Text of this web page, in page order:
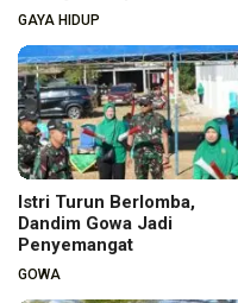
GAYA HIDUP
Istri Turun Berlomba,
Dandim Gowa Jadi
Penyemangat
GOWA